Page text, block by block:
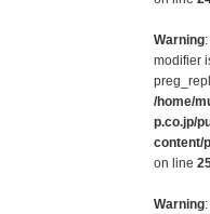
Warning
modifier
/home/
p.co.jp/
content/
on line
Warning